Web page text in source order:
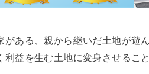
がある、親から継いだ土地が遊
益を生む土地に変身させるこ